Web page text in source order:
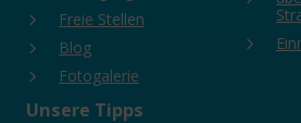
Freie Stellen
Blog
Fotogalerie
Unsere Tipps